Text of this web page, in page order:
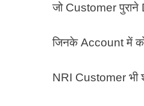
जो Customer
जिनके Account में
NRI Customer भी